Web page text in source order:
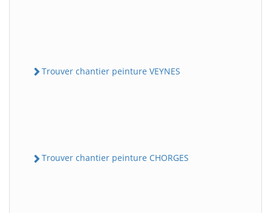
Trouver chantier peinture VEYNES
Trouver chantier peinture CHORGES